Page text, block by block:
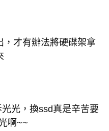
才有辦法將硬碟架拿
光，換ssd真是辛苦要
啊~~